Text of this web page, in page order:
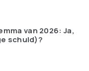
van 2026: Ja,
schuld)?